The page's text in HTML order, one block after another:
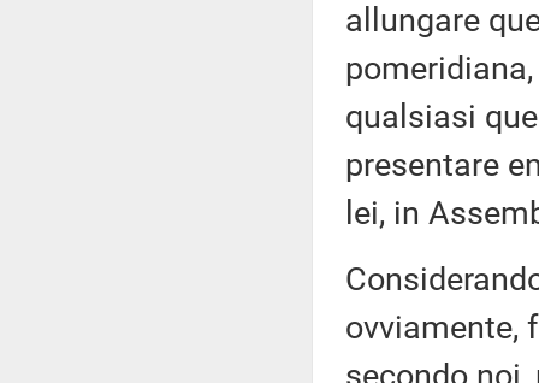
allungare
qualsiasi
presentare
lei, in
ovviamente,